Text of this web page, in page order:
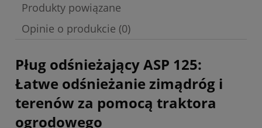
Produkty powiązane
Opinie o produkcie (0)
Pług odśnieżający ASP 125:
Łatwe odśnieżanie zimądróg i
terenów za pomocą traktora
ogrodowego